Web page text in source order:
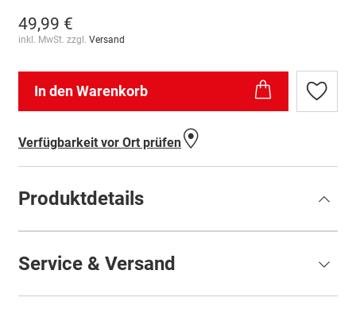
49,99 €
inkl. MwSt. zzgl. Versand
In den Warenkorb
Zur
Verfügbarkeit vor Ort prüfen
Produktdetails
Service & Versand